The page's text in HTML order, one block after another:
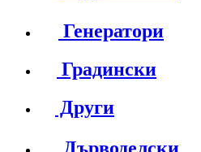
Генератори
Градински
Други